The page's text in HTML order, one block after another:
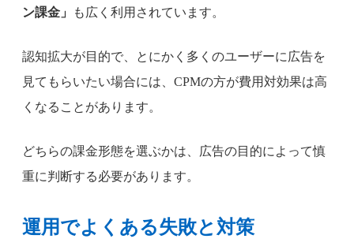
ン課金」
も広く利用されています。
認知拡大が目的で、とにかく多くのユーザーに広告を
見てもらいたい場合には、CPMの方が費用対効果は高
くなることがあります。
どちらの課金形態を選ぶかは、広告の目的によって慎
重に判断する必要があります。
運用でよくある失敗と対策